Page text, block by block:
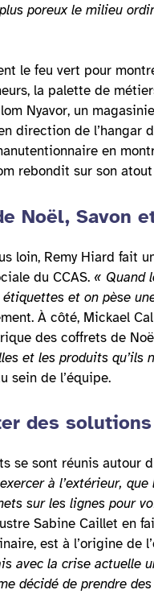
poreux le milieu
le feu vert pour
la palette de
Nyavor, un
direction de l’hangar
en
rebondit sur son
Noël, Savon
loin, Remy Hiard fait
du CCAS. « Quand
étiquettes et on pèse
À côté, Mickael
des coffrets de
et les produits qu’ils
sein de l’équipe.
des
se sont réunis autour
à l’extérieur,
sur les lignes pour
Sabine Caillet en
est à l’origine de
avec la crise actuelle
décidé de prendre